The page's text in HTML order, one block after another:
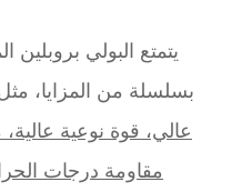
يتمتع البولي بروبلين
بسلسلة من المزايا،
عالي، قوة نوعية
مقاومة درجات